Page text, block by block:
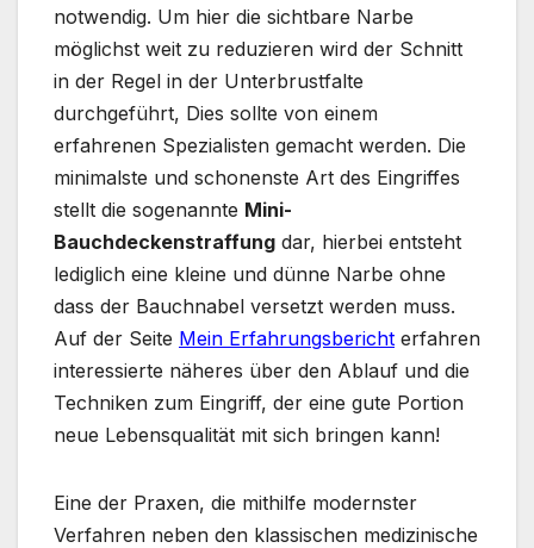
notwendig. Um hier die sichtbare Narbe
möglichst weit zu reduzieren wird der Schnitt
in der Regel in der Unterbrustfalte
durchgeführt, Dies sollte von einem
erfahrenen Spezialisten gemacht werden. Die
minimalste und schonenste Art des Eingriffes
stellt die sogenannte Mini-
Bauchdeckenstraffung dar, hierbei entsteht
lediglich eine kleine und dünne Narbe ohne
dass der Bauchnabel versetzt werden muss.
Auf der Seite Mein Erfahrungsbericht erfahren
interessierte näheres über den Ablauf und die
Techniken zum Eingriff, der eine gute Portion
neue Lebensqualität mit sich bringen kann!
Eine der Praxen, die mithilfe modernster
Verfahren neben den klassischen medizinische